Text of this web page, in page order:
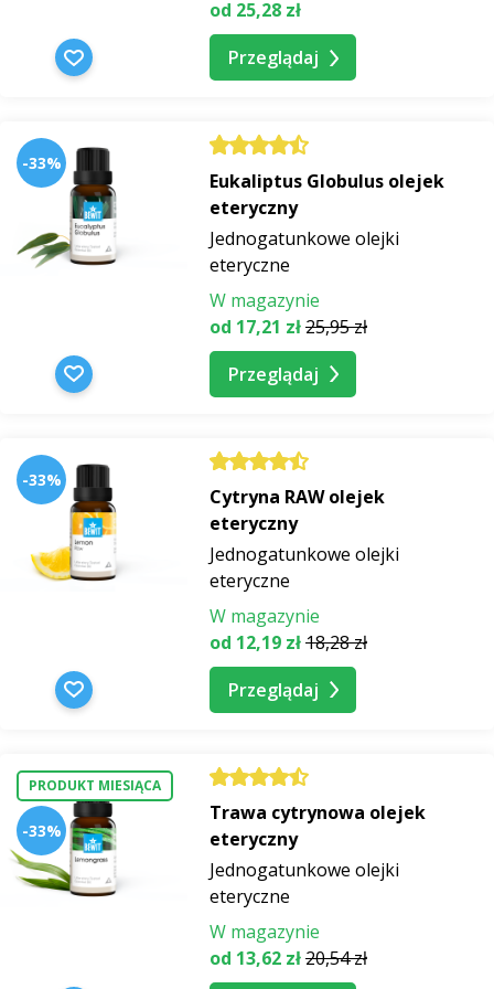
Zawsze jednak należy przestrzegać zasad
bezpiecznego
stosowania i przestrzegać
dawkowania
, podanego w opisach poszczególnych
od 25,28 zł
Przeglądaj
-33%
Eukaliptus Globulus olejek
eteryczny
Jednogatunkowe olejki
eteryczne
W magazynie
od 17,21 zł25,95 zł
Przeglądaj
-33%
Cytryna RAW olejek
eteryczny
Jednogatunkowe olejki
eteryczne
W magazynie
od 12,19 zł18,28 zł
Przeglądaj
PRODUKT MIESIĄCA
-33%
Trawa cytrynowa olejek
eteryczny
Jednogatunkowe olejki
eteryczne
W magazynie
od 13,62 zł20,54 zł